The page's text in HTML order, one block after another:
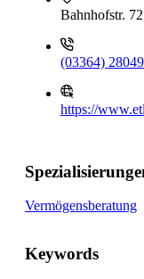
Bahnhofstr.
(03364)
https://
Vermögensberatung
Keywords